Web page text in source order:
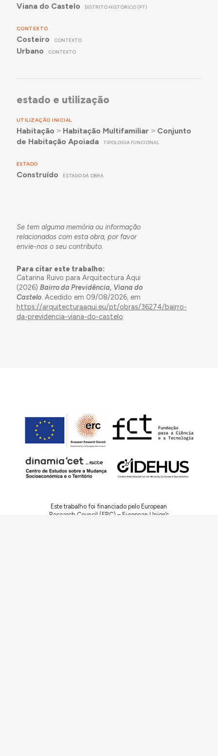
Viana do Castelo DISTRITO HISTÓRICO (PT)
CONTEXTO
Costeiro CONTEXTO
Urbano CONTEXTO
estado e utilização
UTILIZAÇÃO INICIAL
Habitação ˃ Habitação Multifamiliar ˃ Conjunto
de Habitação Apoiada
TIPOLOGIA FUNCIONAL
ESTADO
Construído ESTADO DA OBRA
Se tem alguma memória ou informação
relacionados com esta obra, por favor
envie-nos o seu contributo.
Para citar este trabalho:
Catarina Ruivo para Arquitectura Aqui
(2026) Bairro da Previdência, Viana do
Castelo. Acedido em 09/08/2026, em
https://arquitecturaaqui.eu/pt/obras/36274/bairro-
da-previdencia-viana-do-castelo
Este trabalho foi financiado pelo European
Research Council (ERC) – European Union’s